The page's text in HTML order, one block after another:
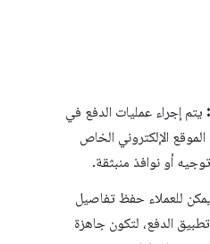
يتم إجراء عمليات الدفع في
الإلكتروني الخاص
أو نوافذ منبثقة.
للعملاء حفظ تفاصيل
الدفع، لتكون جاهزة